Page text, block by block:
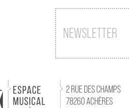
NEWSLETTER
2 RUE DES CHAMPS
78260 ACHÈRES
CONTACT